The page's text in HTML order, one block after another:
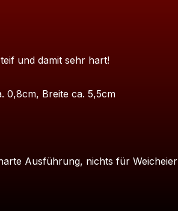
und damit sehr hart!
0,8cm, Breite ca. 5,5cm
Ausführung, nichts für Weicheier